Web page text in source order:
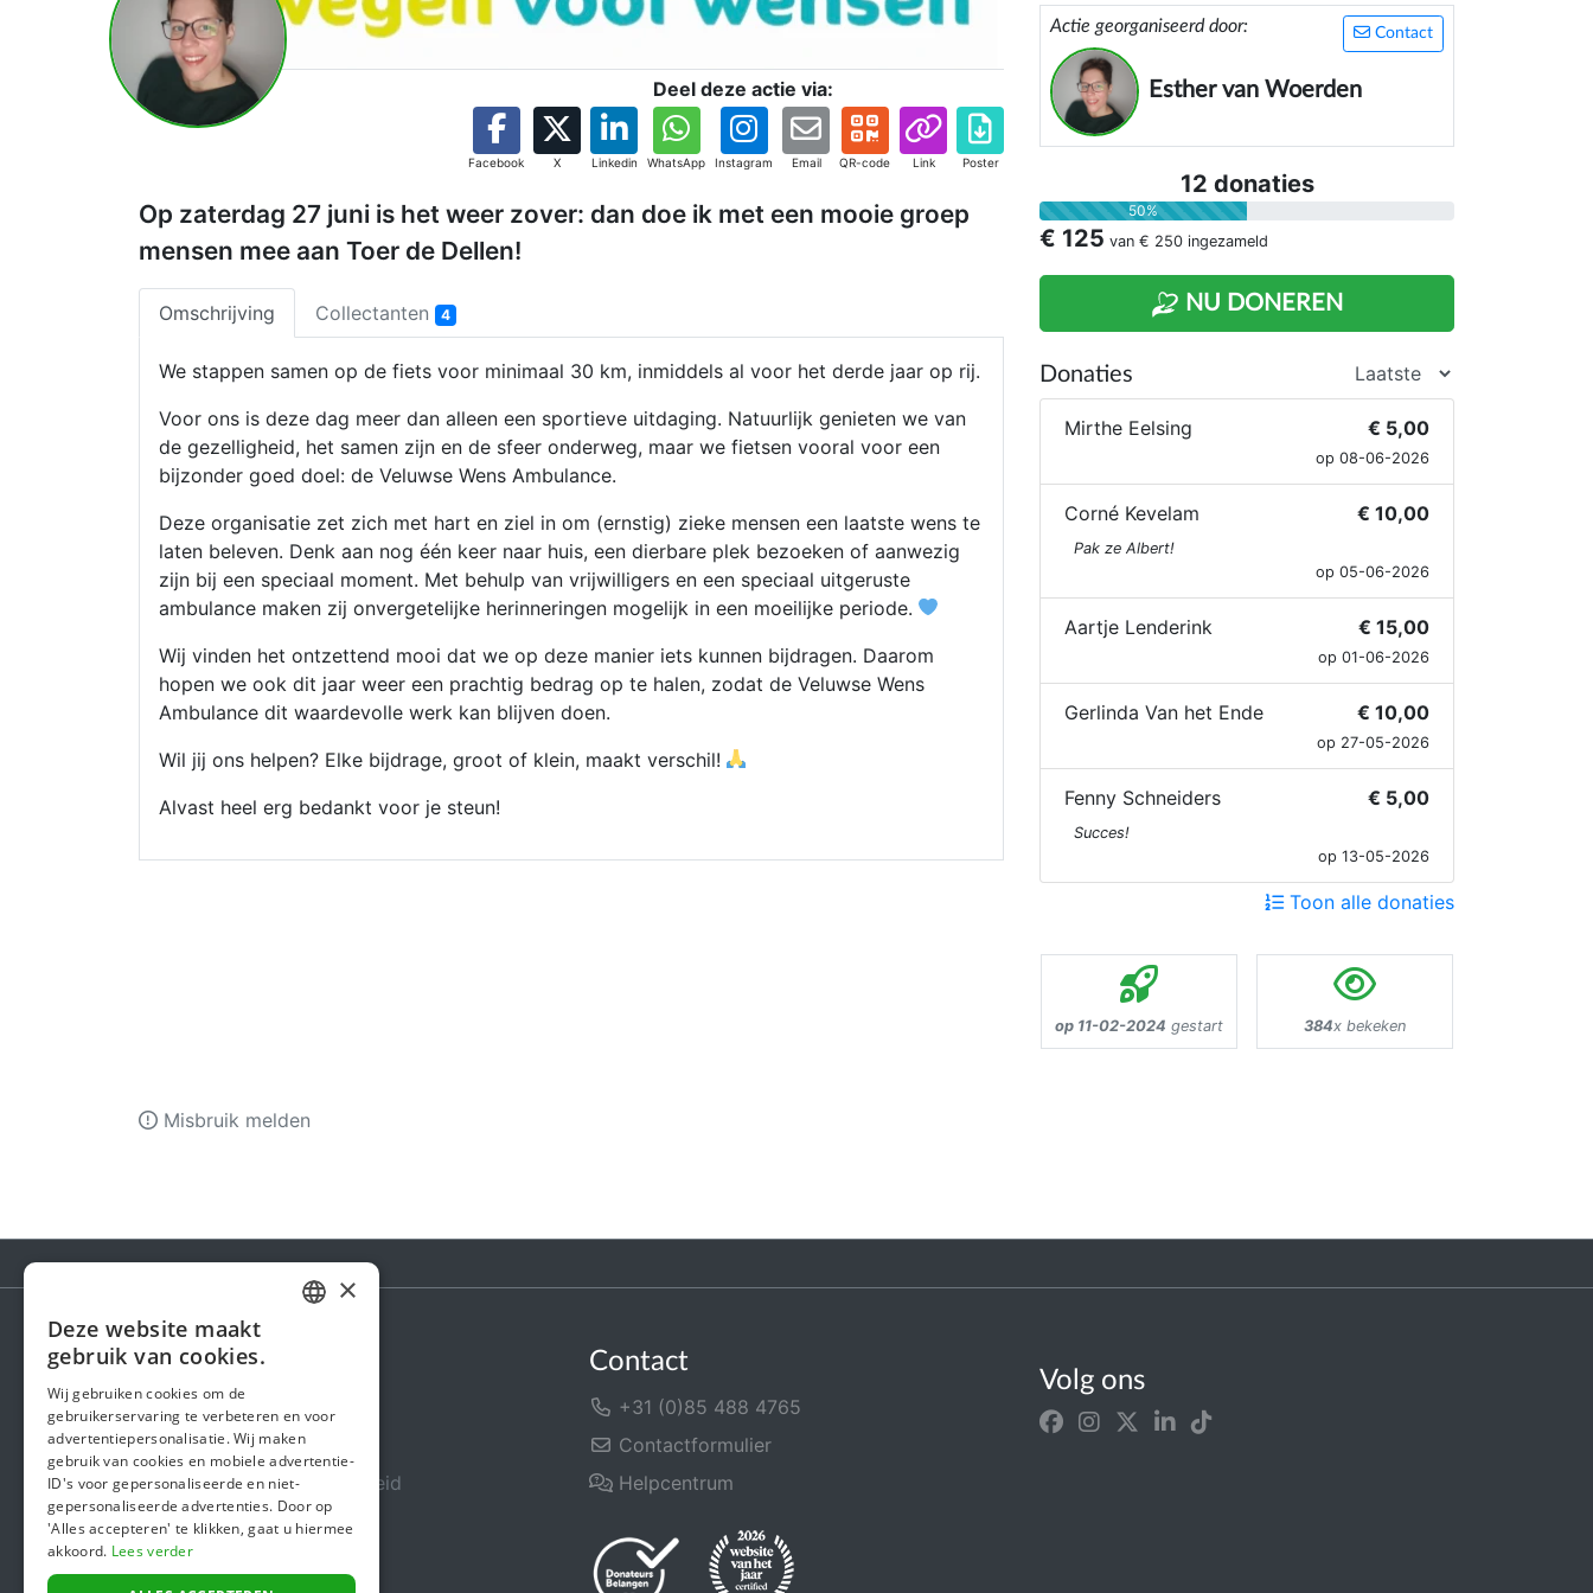
Deel deze actie via:
Facebook X Linkedin WhatsApp Instagram Email QR-code Link Poster
Op zaterdag 27 juni is het weer zover: dan doe ik met een mooie groep
mensen mee aan Toer de Dellen!
Omschrijving Collectanten 4
We stappen samen op de fiets voor minimaal 30 km, inmiddels al voor het derde jaar op rij.
Voor ons is deze dag meer dan alleen een sportieve uitdaging. Natuurlijk genieten we van
de gezelligheid, het samen zijn en de sfeer onderweg, maar we fietsen vooral voor een
bijzonder goed doel: de Veluwse Wens Ambulance.
Deze organisatie zet zich met hart en ziel in om (ernstig) zieke mensen een laatste wens te
laten beleven. Denk aan nog één keer naar huis, een dierbare plek bezoeken of aanwezig
zijn bij een speciaal moment. Met behulp van vrijwilligers en een speciaal uitgeruste
ambulance maken zij onvergetelijke herinneringen mogelijk in een moeilijke periode.
Wij vinden het ontzettend mooi dat we op deze manier iets kunnen bijdragen. Daarom
hopen we ook dit jaar weer een prachtig bedrag op te halen, zodat de Veluwse Wens
Ambulance dit waardevolle werk kan blijven doen.
Wil jij ons helpen? Elke bijdrage, groot of klein, maakt verschil!
Alvast heel erg bedankt voor je steun!
Contact
Actie georganiseerd door:
Esther van Woerden
12 donaties
50%
€ 125 van € 250 ingezameld
NU DONEREN
Donaties
Mirthe Eelsing € 5,00
op 08-06-2026
Corné Kevelam € 10,00
Pak ze Albert!
op 05-06-2026
Aartje Lenderink € 15,00
op 01-06-2026
Gerlinda Van het Ende € 10,00
op 27-05-2026
Fenny Schneiders € 5,00
Succes!
op 13-05-2026
Toon alle donaties
op 11-02-2024 gestart 384x bekeken
Misbruik melden
Steunactie
Over ons
In de media
Veiligheid & Betrouwbaarheid
Algemene voorwaarden
Privacybeleid
Contact
+31 (0)85 488 4765
Contactformulier
Helpcentrum
Volg ons
ENGLISH
×
Deze website maakt
gebruik van cookies.
Wij gebruiken cookies om de
gebruikerservaring te verbeteren en voor
advertentiepersonalisatie. Wij maken
gebruik van cookies en mobiele advertentie-
ID's voor gepersonaliseerde en niet-
gepersonaliseerde advertenties. Door op
'Alles accepteren' te klikken, gaat u hiermee
akkoord. Lees verder